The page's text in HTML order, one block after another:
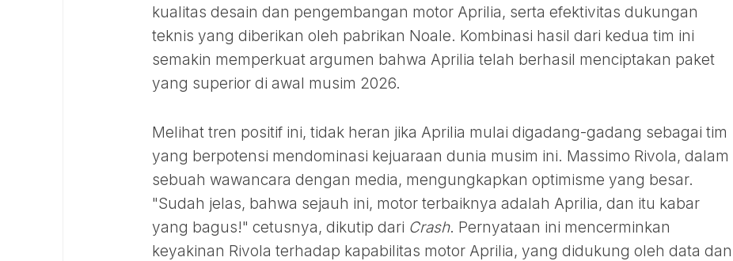
kualitas desain dan pengembangan motor Aprilia, serta efektivitas dukungan
teknis yang diberikan oleh pabrikan Noale. Kombinasi hasil dari kedua tim ini
semakin memperkuat argumen bahwa Aprilia telah berhasil menciptakan paket
yang superior di awal musim 2026.
Melihat tren positif ini, tidak heran jika Aprilia mulai digadang-gadang sebagai tim
yang berpotensi mendominasi kejuaraan dunia musim ini. Massimo Rivola, dalam
sebuah wawancara dengan media, mengungkapkan optimisme yang besar.
"Sudah jelas, bahwa sejauh ini, motor terbaiknya adalah Aprilia, dan itu kabar
yang bagus!" cetusnya, dikutip dari Crash. Pernyataan ini mencerminkan
keyakinan Rivola terhadap kapabilitas motor Aprilia, yang didukung oleh data dan